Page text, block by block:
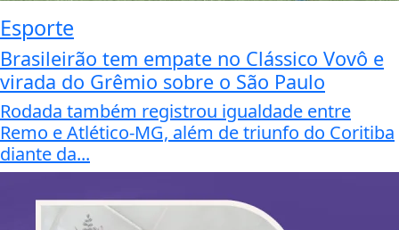
Esporte
Brasileirão tem empate no Clássico Vovô e
virada do Grêmio sobre o São Paulo
Rodada também registrou igualdade entre
Remo e Atlético-MG, além de triunfo do Coritiba
diante da...